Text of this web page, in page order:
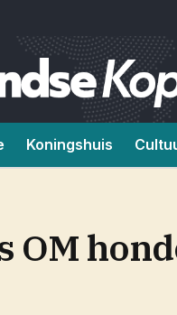
Koningshuis
OM